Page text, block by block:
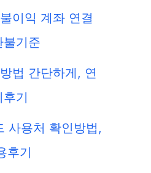
이익 계좌 연결
기준
법 간단하게, 연
기
사용처 확인방법,
후기